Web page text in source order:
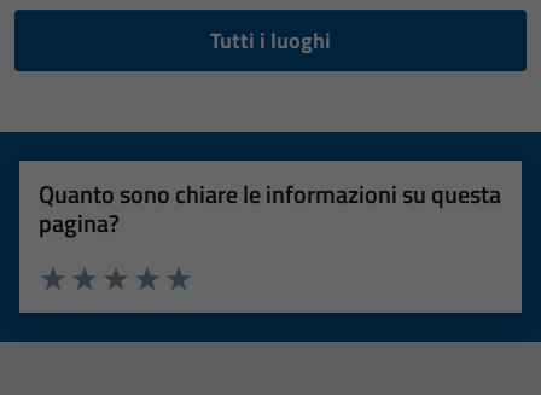
Tutti i luoghi
Quanto sono chiare le informazioni su questa
pagina?
Valuta 5 stelle su 5
Valuta 4 stelle su 5
Valuta 3 stelle su 5
Valuta 2 stelle su 5
Valuta 1 stelle su 5